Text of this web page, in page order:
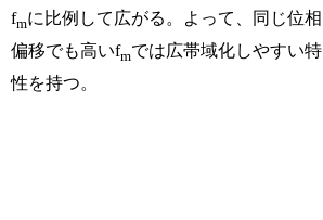
fmに比例して広がる。よって、同じ位相
偏移でも高いfmでは広帯域化しやすい特
性を持つ。